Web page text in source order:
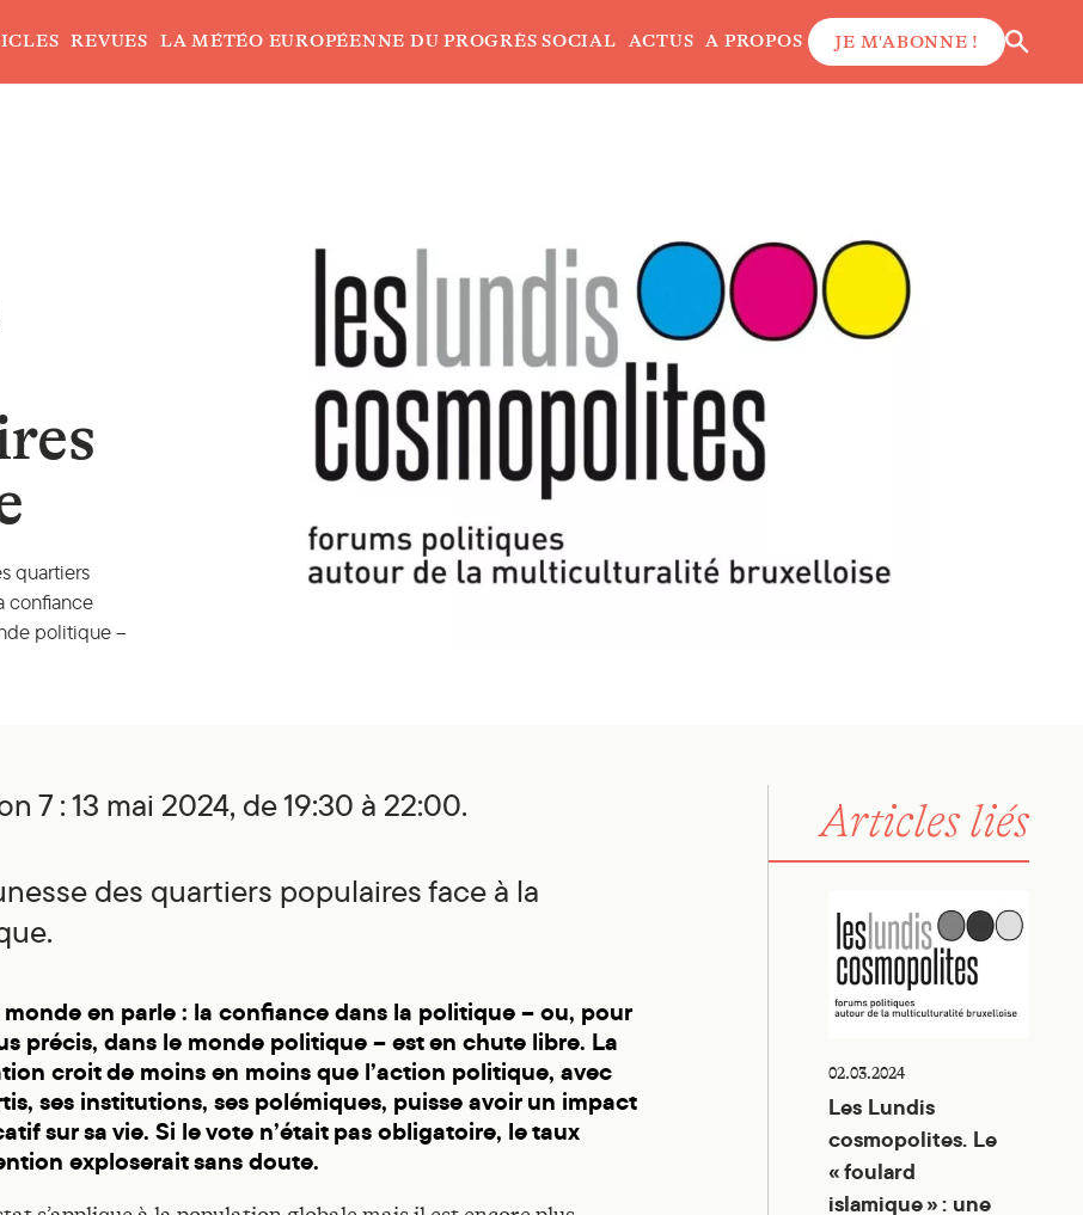
REVUES LA MÉTÉO EUROPÉENNE DU PROGRÈS SOCIAL ACTUS A PROPOS JE M'ABONNE !
quartiers
confiance
politique –
7 : 13 mai 2024, de 19:30 à 22:00.
des quartiers populaires face à la
en parle : la confiance dans la politique – ou, pour
précis, dans le monde politique – est en chute libre. La
croit de moins en moins que l’action politique, avec
ses institutions, ses polémiques, puisse avoir un impact
sur sa vie. Si le vote n’était pas obligatoire, le taux
exploserait sans doute.
Articles liés
02.03.2024
Les Lundis
cosmopolites. Le
« foulard
islamique » : une